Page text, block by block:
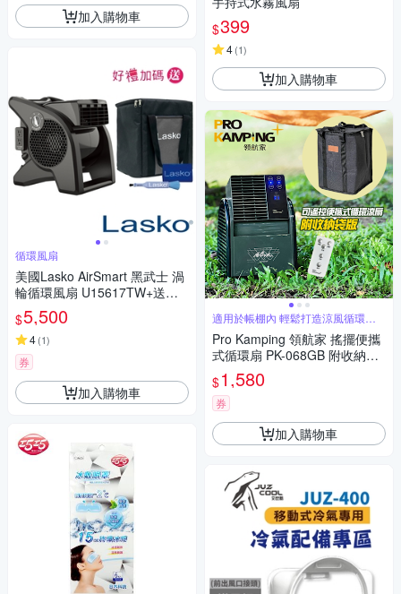
加入購物車
循環風扇
美國Lasko AirSmart 黑武士 渦
輪循環風扇 U15617TW+送精
美收納袋
$5,500
4(1)
券
加入購物車
$399
4(1)
加入購物車
適用於帳棚內 輕鬆打造涼風循環的
舒適空間
Pro Kamping 領航家 搖擺便攜
式循環扇 PK-068GB 附收納袋
可遙控露營風扇 可定時渦輪扇
擺頭三段式通風扇 夏季涼風電
扇 對流 強風扇
$1,580
券
加入購物車